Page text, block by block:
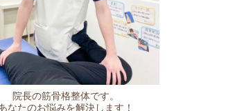
院長の筋骨格整体です。
なたのお悩みを解決します！​